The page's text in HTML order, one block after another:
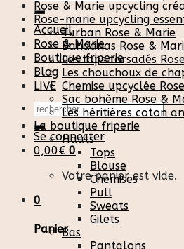
pour :
Accueil
Rose & Marie
Boutique friperie
Blog
LIVE
Recherche
pour :
Se connecter
0,00€ 0
Votre panier est vide.
0
Panier
Rose & Marie upcycling
Rose-marie upcycling
Turban Rose & Marie
Bandanas Rose &
Les tops torsadés
Les chouchoux de
Chemise upcyclée
Sac bohème Rose &
Les héritières coton
La boutique friperie
Hauts
Tops
Blouse
Chemises
Pull
Sweats
Gilets
Bas
Pantalons